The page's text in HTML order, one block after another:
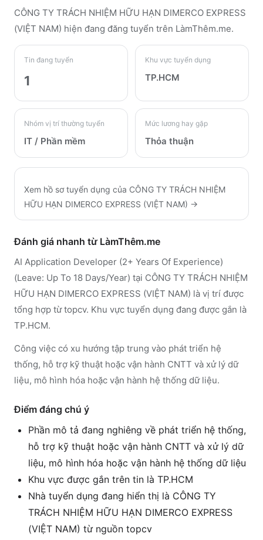
CÔNG TY TRÁCH NHIỆM HỮU HẠN DIMERCO EXPRESS
(VIỆT NAM) hiện đang đăng tuyển trên LàmThêm.me.
Tin đang tuyển
1
Khu vực tuyển dụng
TP.HCM
Nhóm vị trí thường tuyển
IT / Phần mềm
Mức lương hay gặp
Thỏa thuận
Xem hồ sơ tuyển dụng của CÔNG TY TRÁCH NHIỆM
HỮU HẠN DIMERCO EXPRESS (VIỆT NAM) →
Đánh giá nhanh từ LàmThêm.me
AI Application Developer (2+ Years Of Experience)
(Leave: Up To 18 Days/Year) tại CÔNG TY TRÁCH NHIỆM
HỮU HẠN DIMERCO EXPRESS (VIỆT NAM) là vị trí được
tổng hợp từ topcv. Khu vực tuyển dụng đang được gắn là
TP.HCM.
Công việc có xu hướng tập trung vào phát triển hệ
thống, hỗ trợ kỹ thuật hoặc vận hành CNTT và xử lý dữ
liệu, mô hình hóa hoặc vận hành hệ thống dữ liệu.
Điểm đáng chú ý
Phần mô tả đang nghiêng về phát triển hệ thống,
hỗ trợ kỹ thuật hoặc vận hành CNTT và xử lý dữ
liệu, mô hình hóa hoặc vận hành hệ thống dữ liệu
Khu vực được gắn trên tin là TP.HCM
Nhà tuyển dụng đang hiển thị là CÔNG TY
TRÁCH NHIỆM HỮU HẠN DIMERCO EXPRESS
(VIỆT NAM) từ nguồn topcv